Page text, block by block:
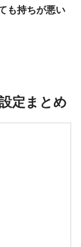
も持ちが悪い
定まとめ